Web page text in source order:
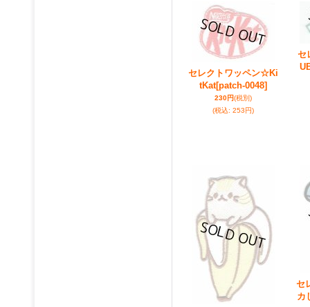
セレクトワッペン☆Ki
tKat[patch-0048]
230円(税別)
(税込: 253円)
セ
セ
カ